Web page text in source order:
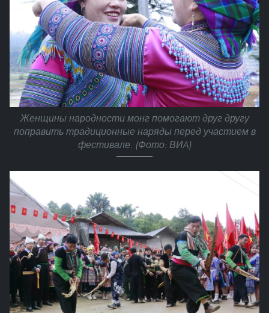
Женщины народности монг помогают друг другу
поправить традиционные наряды перед участием в
фестивале. (Фото: ВИA)